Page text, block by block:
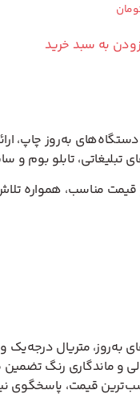
به سبد خرید
دستگاه‌های به‌روز
تابلو بوم و
قیمت مناسب، همواره
متریال درجه‌یک
و ماندگاری رنگ
قیمت، پاسخگوی